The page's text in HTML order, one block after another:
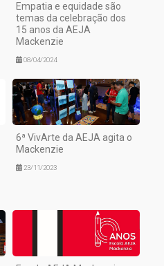
Empatia e equidade são
temas da celebração dos
15 anos da AEJA
Mackenzie
08/04/2024
6ª VivArte da AEJA agita o
Mackenzie
23/11/2023